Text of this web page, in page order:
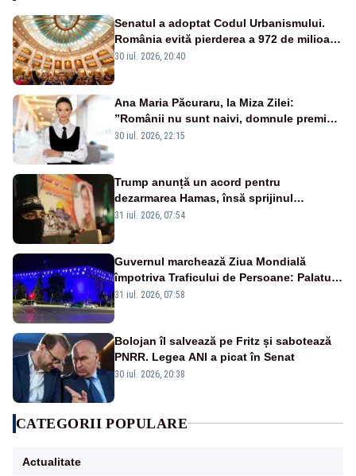
Senatul a adoptat Codul Urbanismului.
România evită pierderea a 972 de milioane
de euro din PNRR
30 iul. 2026, 20:40
Ana Maria Păcuraru, la Miza Zilei:
”Românii nu sunt naivi, domnule premier
Bolojan”
30 iul. 2026, 22:15
Trump anunță un acord pentru
dezarmarea Hamas, însă sprijinul
Israelului rămâne incert
31 iul. 2026, 07:54
Guvernul marchează Ziua Mondială
împotriva Traficului de Persoane: Palatul
Victoria, iluminat în albastru
31 iul. 2026, 07:58
Bolojan îl salvează pe Fritz și sabotează
PNRR. Legea ANI a picat în Senat
30 iul. 2026, 20:38
CATEGORII POPULARE
Actualitate